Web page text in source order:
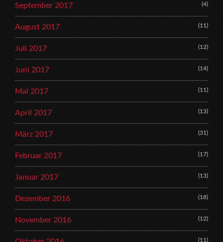
September 2017 (4)
August 2017 (11)
Juli 2017 (12)
Juni 2017 (14)
Mai 2017 (11)
April 2017 (13)
März 2017 (31)
Februar 2017 (17)
Januar 2017 (13)
Dezember 2016 (18)
November 2016 (12)
(11)